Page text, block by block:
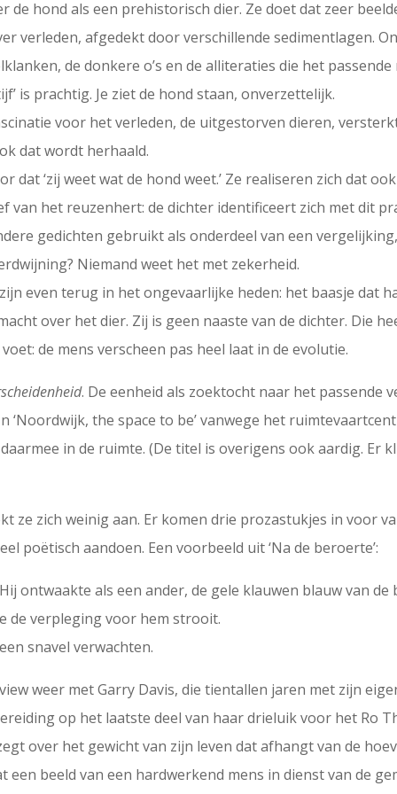
de hond als een prehistorisch dier. Ze doet dat zeer
verleden, afgedekt door verschillende sedimentlagen.
de donkere o’s en de alliteraties die het
is prachtig. Je ziet de hond staan, onverzettelijk.
voor het verleden, de uitgestorven dieren, versterkt
dat wordt herhaald.
dat ‘zij weet wat de hond weet.’ Ze realiseren zich dat
van het reuzenhert: de dichter identificeert zich met dit
gedichten gebruikt als onderdeel van een
Niemand weet het met zekerheid.
even terug in het ongevaarlijke heden: het baasje dat
over het dier. Zij is geen naaste van de dichter. Die
de mens verscheen pas heel laat in de evolutie.
. De eenheid als zoektocht naar het passende
‘Noordwijk, the space to be’ vanwege het
in de ruimte. (De titel is overigens ook aardig. Er
ze zich weinig aan. Er komen drie prozastukjes in voor
poëtisch aandoen. Een voorbeeld uit ‘Na de beroerte’:
ontwaakte als een ander, de gele klauwen blauw van
de verpleging voor hem strooit.
snavel verwachten.
weer met Garry Davis, die tientallen jaren met zijn
op het laatste deel van haar drieluik voor het Ro
over het gewicht van zijn leven dat afhangt van de
een beeld van een hardwerkend mens in dienst van de